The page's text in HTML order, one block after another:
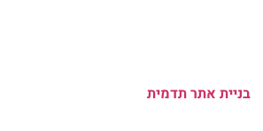
בניית אתר תדמית